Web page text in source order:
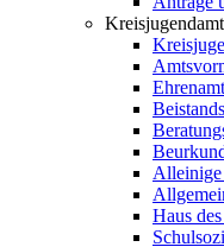
Kreisjugendamt
Alleinige
Haus